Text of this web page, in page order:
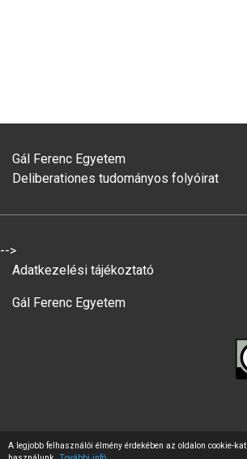
A legjobb felhasználói élmény érdekében az oldalon cookie-kat
Gál Ferenc Egyetem
Deliberationes tudományos folyóirat
-->
Adatkezelési tájékoztató
Gál Ferenc Egyetem